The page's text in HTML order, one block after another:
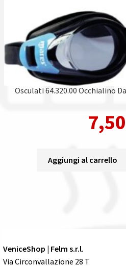
Osculati 64.320.00 Occhialino
7,50
Aggiungi al carrello
VeniceShop | Felm s.r.l.
Via Circonvallazione 28 T